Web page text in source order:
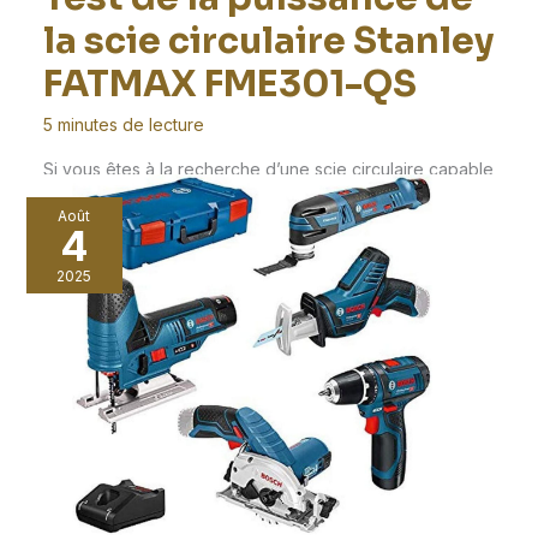
la scie circulaire Stanley
FATMAX FME301-QS
5 minutes de lecture
Si vous êtes à la recherche d’une scie circulaire capable
de réaliser des coupes précises et
Août
4
2025